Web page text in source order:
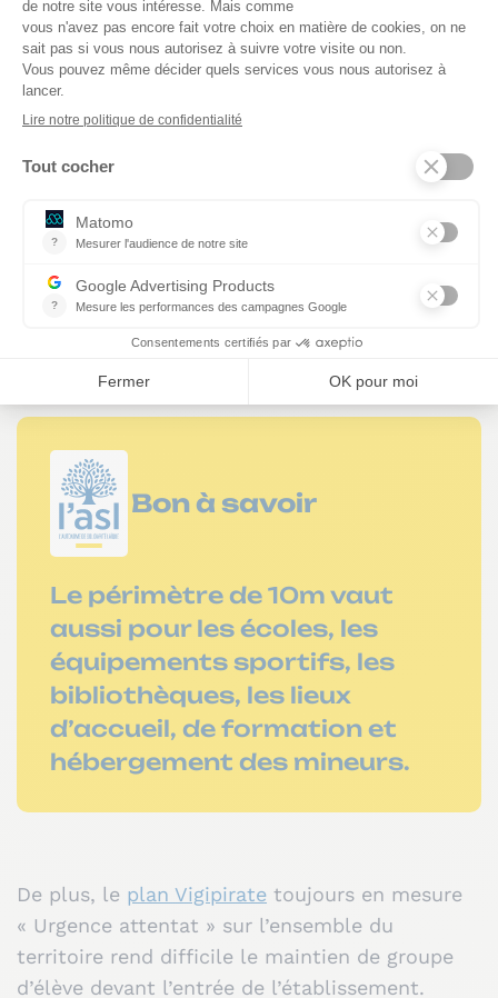
ce titre,le maire par ses pouvoirs de police est
responsable de l’application de la
réglementation.
S’il n’est pas interdit de fumer sur le trottoir,
interdit de fumer, y compris de vapoter,
« dans
un périmètre déterminé autour des accès » des
lycées publics ou privés « pendant leurs heures
d’ouverture ». Un arrêté complémentaire a fixé
ce périmètre à un rayon de 10m à partir de
l’entrée de ces établissements.
Bon à savoir
Le périmètre de 10m vaut
aussi pour les écoles, les
équipements sportifs, les
bibliothèques, les lieux
d’accueil, de formation et
hébergement des mineurs.
De plus, le plan Vigipirate toujours en mesure
« Urgence attentat » sur l’ensemble du
territoire rend difficile le maintien de groupe
d’élève devant l’entrée de l’établissement.